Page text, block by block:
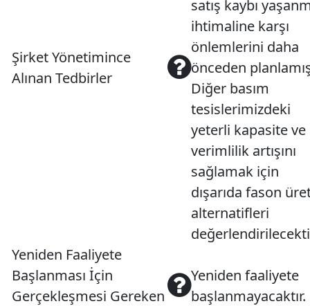
Şirket Yönetimince
Alınan Tedbirler
satış kaybı
ihtimaline karşı
önlemlerini daha
önceden
Diğer basım
tesislerimizdeki
yeterli kapasite ve
verimlilik artışını
sağlamak için
dışarıda fason
alternatifleri
Yeniden Faaliyete
Başlanması İçin
Gerçekleşmesi Gereken
Yeniden faaliyete
başlanmayacaktır.